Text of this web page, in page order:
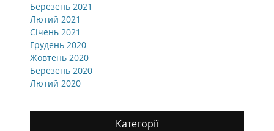
Березень 2021
Лютий 2021
Січень 2021
Грудень 2020
Жовтень 2020
Березень 2020
Лютий 2020
Категорії